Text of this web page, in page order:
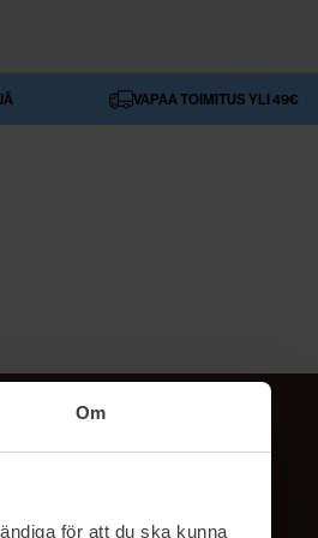
Om
för att du ska kunna
VAPAA TOIMITUS YLI 49€
SEURAA MEITÄ